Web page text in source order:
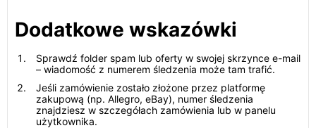
Dodatkowe wskazówki
Sprawdź folder spam lub oferty w swojej skrzynce e-mail
– wiadomość z numerem śledzenia może tam trafić.
Jeśli zamówienie zostało złożone przez platformę
zakupową (np. Allegro, eBay), numer śledzenia
znajdziesz w szczegółach zamówienia lub w panelu
użytkownika.